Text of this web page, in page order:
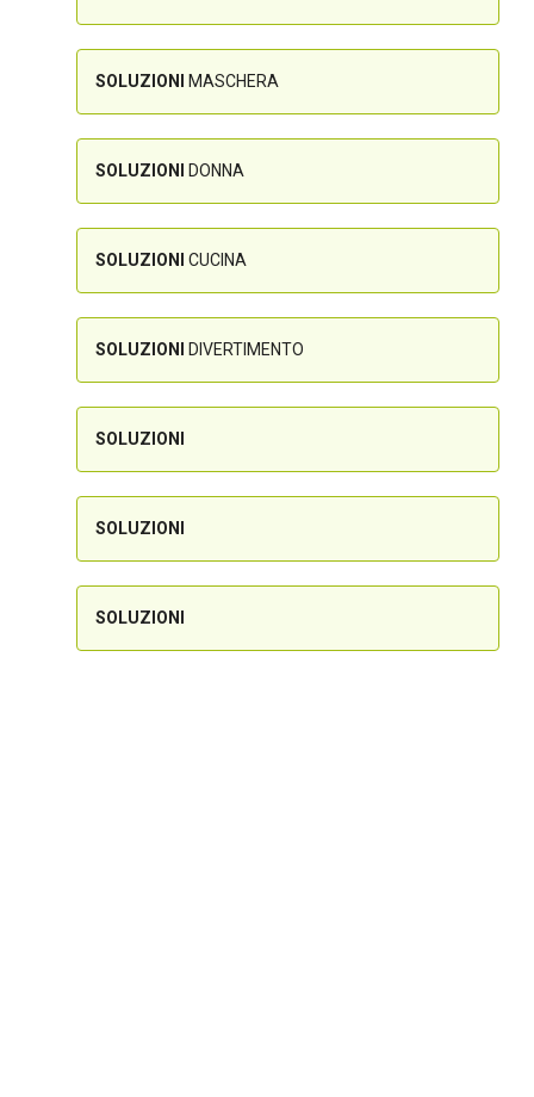
SOLUZIONI MASCHERA
SOLUZIONI DONNA
SOLUZIONI CUCINA
SOLUZIONI DIVERTIMENTO
SOLUZIONI
SOLUZIONI
SOLUZIONI